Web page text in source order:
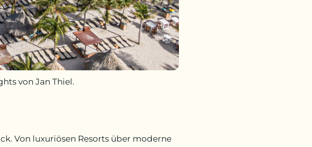
von Jan Thiel.
Von luxuriösen Resorts über moderne